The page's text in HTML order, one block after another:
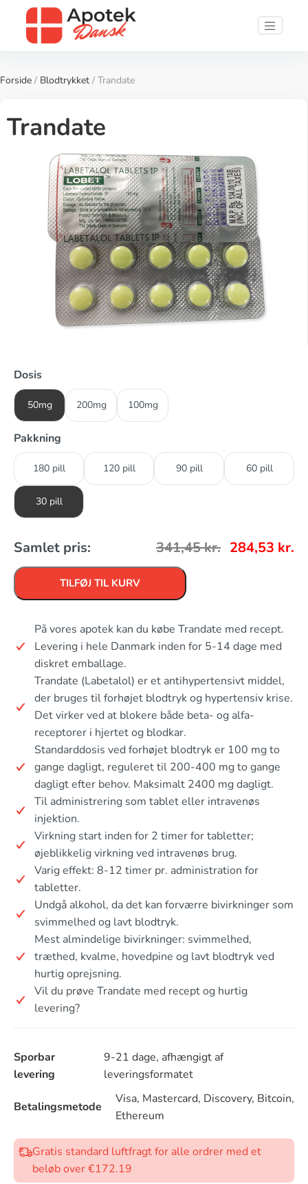
Forside / Blodtrykket / Trandate
Trandate
Dosis
50mg 200mg 100mg
Pakkning
180 pill 120 pill 90 pill 60 pill
30 pill
Samlet pris: 341,45kr. 284,53 kr.
TILFØJ TIL KURV
På vores apotek kan du købe Trandate med recept.
Levering i hele Danmark inden for 5-14 dage med
diskret emballage.
Trandate (Labetalol) er et antihypertensivt middel,
der bruges til forhøjet blodtryk og hypertensiv krise.
Det virker ved at blokere både beta- og alfa-
receptorer i hjertet og blodkar.
Standarddosis ved forhøjet blodtryk er 100 mg to
gange dagligt, reguleret til 200-400 mg to gange
dagligt efter behov. Maksimalt 2400 mg dagligt.
Til administrering som tablet eller intravenøs
injektion.
Virkning start inden for 2 timer for tabletter;
øjeblikkelig virkning ved intravenøs brug.
Varig effekt: 8-12 timer pr. administration for
tabletter.
Undgå alkohol, da det kan forværre bivirkninger som
svimmelhed og lavt blodtryk.
Mest almindelige bivirkninger: svimmelhed,
træthed, kvalme, hovedpine og lavt blodtryk ved
hurtig oprejsning.
Vil du prøve Trandate med recept og hurtig
levering?
Sporbar
levering
9-21 dage, afhængigt af
leveringsformatet
Betalingsmetode
Visa, Mastercard, Discovery, Bitcoin,
Ethereum
Gratis standard luftfragt for alle ordrer med et
beløb over €172.19